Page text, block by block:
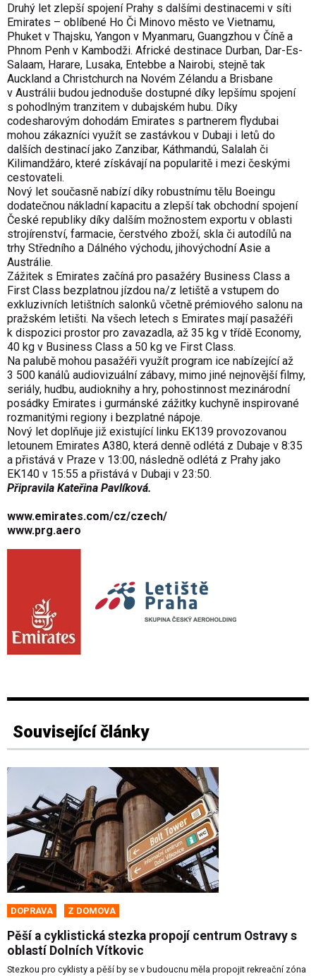
Druhý let zlepší spojení Prahy s dalšími destinacemi v síti
Emirates – oblíbené Ho Či Minovo město ve Vietnamu,
Phuket v Thajsku, Yangon v Myanmaru, Guangzhou v Číně a
Phnom Penh v Kambodži. Africké destinace Durban, Dar-Es-
Salaam, Harare, Lusaka, Entebbe a Nairobi, stejně tak
Auckland a Christchurch na Novém Zélandu a Brisbane
v Austrálii budou jednoduše dostupné díky lepšímu spojení
s pohodlným tranzitem v dubajském hubu. Díky
codesharovým dohodám Emirates s partnerem flydubai
mohou zákazníci využít se zastávkou v Dubaji i letů do
dalších destinací jako Zanzibar, Káthmandú, Salalah či
Kilimandžáro, které získávají na popularitě i mezi českými
cestovateli.
Nový let současně nabízí díky robustnímu tělu Boeingu
dodatečnou nákladní kapacitu a zlepší tak obchodní spojení
České republiky díky dalším možnostem exportu v oblasti
strojírenství, farmacie, čerstvého zboží, skla či autodílů na
trhy Středního a Dálného východu, jihovýchodní Asie a
Austrálie.
Zážitek s Emirates začíná pro pasažéry Business Class a
First Class bezplatnou jízdou na/z letiště a vstupem do
exkluzivních letištních salonků včetně prémiového salonu na
pražském letišti. Na všech letech s Emirates mají pasažéři
k dispozici prostor pro zavazadla, až 35 kg v třídě Economy,
40 kg v Business Class a 50 kg ve First Class.
Na palubě mohou pasažéři využít program ice nabízející až
3 500 kanálů audiovizuální zábavy, mimo jiné nejnovější filmy,
seriály, hudbu, audioknihy a hry, pohostinnost mezinárodní
posádky Emirates i gurmánské zážitky kuchyně inspirované
rozmanitými regiony i bezplatné nápoje.
Nový let doplňuje již existující linku EK139 provozovanou
letounem Emirates A380, která denně odlétá z Dubaje v 8:35
a přistává v Praze v 13:00, následně odlétá z Prahy jako
EK140 v 15:55 a přistává v Dubaji v 23:50.
Připravila Kateřina Pavlíková.
www.emirates.com/cz/czech/
www.prg.aero
Související články
DOPRAVA Z DOMOVA
Pěší a cyklistická stezka propojí centrum Ostravy s
oblastí Dolních Vítkovic
Stezkou pro cyklisty a pěší by se v budoucnu měla propojit rekreační zóna